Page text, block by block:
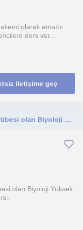
olarak amatör
ders ver...
iletişime geç
1630 FIDE ELO'ya sahip, özel ders tecrübesi olan Biyoloji Yüksek Lisans öğrencisinden çevrimiçi satranç dersi
olan Biyoloji Yüksek